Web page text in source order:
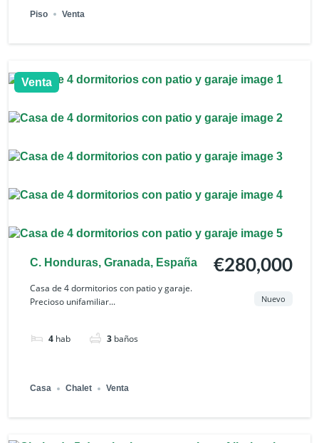
Piso Venta
Venta
C. Honduras, Granada, España
Casa de 4 dormitorios con patio y garaje.
Precioso unifamiliar...
4 hab 3 baños
€280,000
Nuevo
Casa Chalet Venta